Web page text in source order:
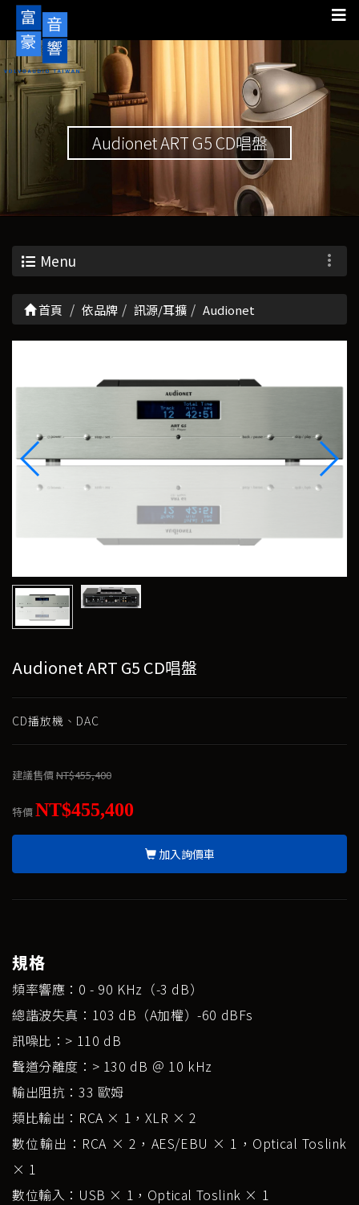
Audionet ART G5 CD唱盤
Menu
首頁 依品牌 訊源/耳擴 Audionet
Audionet ART G5 CD唱盤
CD播放機、DAC
建議售價NT$455,400
特價NT$455,400
加入詢價車
規格
頻率響應：0 - 90 KHz（-3 dB）
總諧波失真：103 dB（A加權）-60 dBFs
訊噪比：> 110 dB
聲道分離度：> 130 dB ＠ 10 kHz
輸出阻抗：33 歐姆
類比輸出：RCA × 1，XLR × 2
數位輸出：RCA × 2，AES/EBU × 1，Optical Toslink
× 1
數位輸入：USB × 1，Optical Toslink × 1